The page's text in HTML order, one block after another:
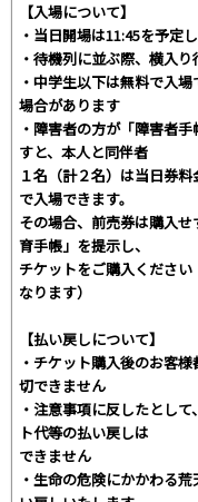
【入場について】
・当日開場は11:45を予定
・待機列に並ぶ際、横入
・中学生以下は無料で入
場合があります
・障害者の方が「障害者
すと、本人と同伴者
１名（計２名）は当日券
で入場できます。
その場合、前売券は購入
育手帳」を提示し、
チケットをご購入くださ
なります）
【払い戻しについて】
・チケット購入後のお客
切できません
・注意事項に反したとし
ト代等の払い戻しは
できません
・生命の危険にかかわる